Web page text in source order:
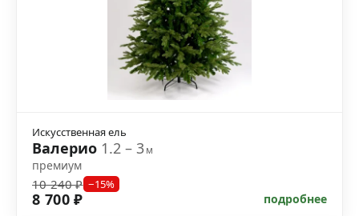
Искусственная ель
Валерио 1.2 – 3м
премиум
10 240 ₽ −15%
8 700 ₽ подробнее